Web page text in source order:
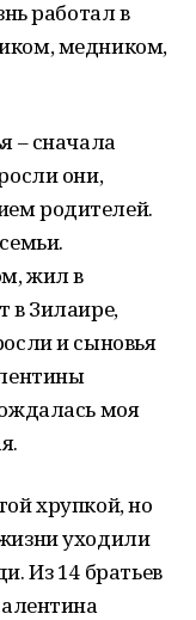
работал в
медником,
– сначала
они,
родителей.
жил в
в Зилаире,
и сыновья
моя
хрупкой, но
уходили
Из 14 братьев